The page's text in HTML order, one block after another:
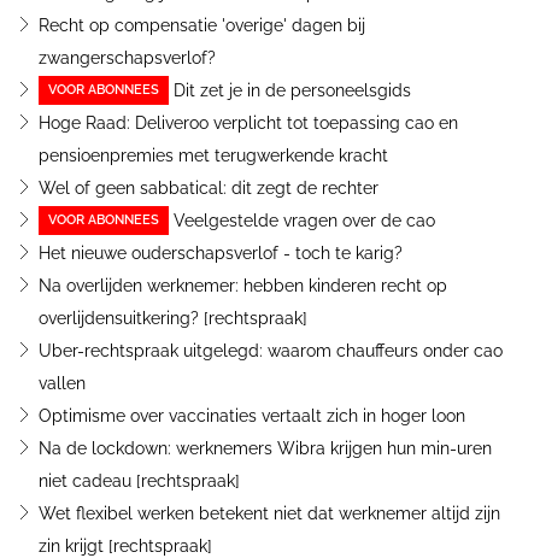
Recht op compensatie 'overige' dagen bij
zwangerschapsverlof?
VOOR ABONNEES
Dit zet je in de personeelsgids
Hoge Raad: Deliveroo verplicht tot toepassing cao en
pensioenpremies met terugwerkende kracht
Wel of geen sabbatical: dit zegt de rechter
VOOR ABONNEES
Veelgestelde vragen over de cao
Het nieuwe ouderschapsverlof - toch te karig?
Na overlijden werknemer: hebben kinderen recht op
overlijdensuitkering? [rechtspraak]
Uber-rechtspraak uitgelegd: waarom chauffeurs onder cao
vallen
Optimisme over vaccinaties vertaalt zich in hoger loon
Na de lockdown: werknemers Wibra krijgen hun min-uren
niet cadeau [rechtspraak]
Wet flexibel werken betekent niet dat werknemer altijd zijn
zin krijgt [rechtspraak]